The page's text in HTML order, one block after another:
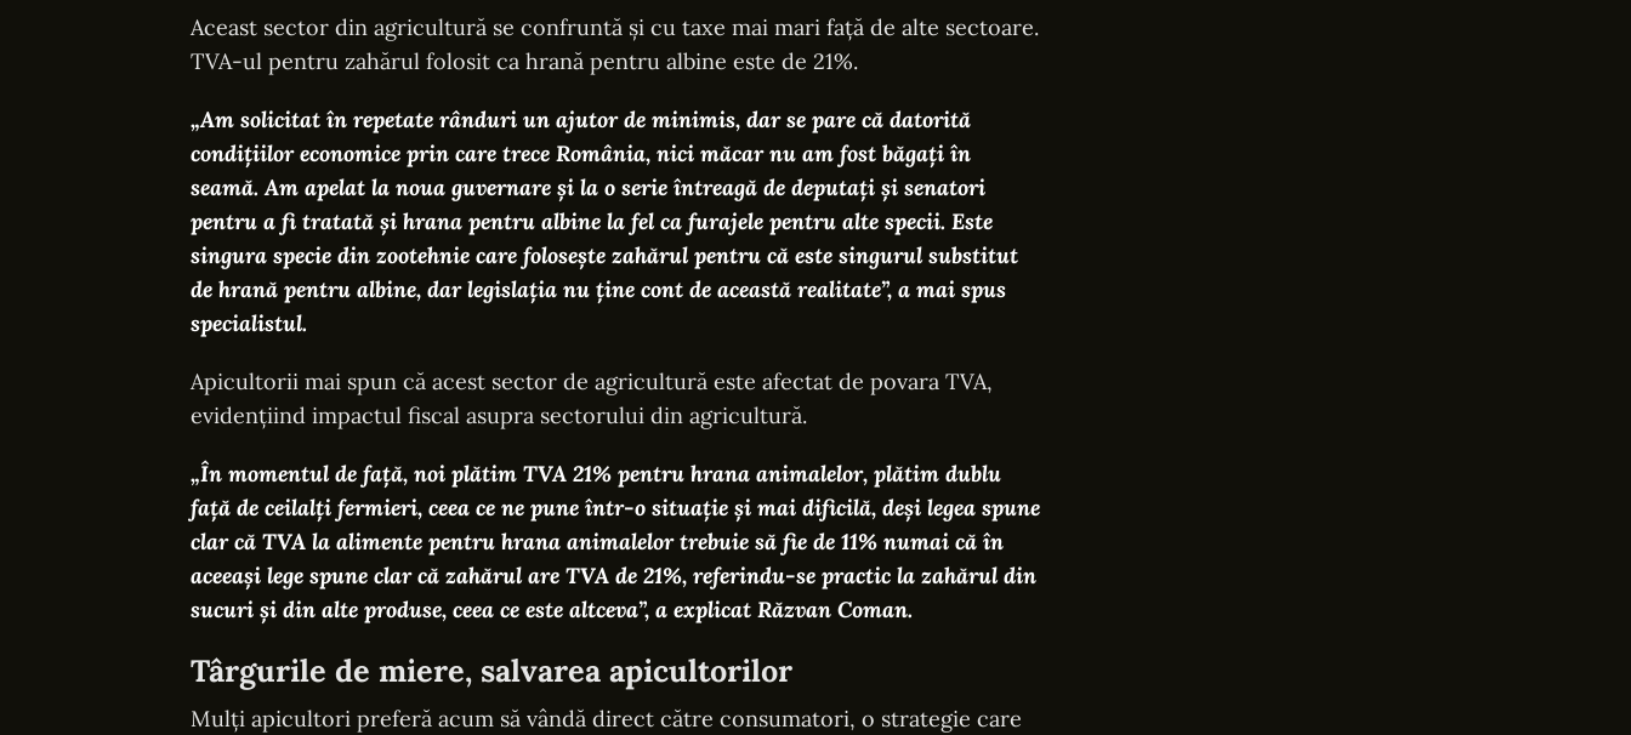
Aceast sector din agricultură se confruntă și cu taxe mai mari față de alte sectoare.
TVA-ul pentru zahărul folosit ca hrană pentru albine este de 21%.
„Am solicitat în repetate rânduri un ajutor de minimis, dar se pare că datorită
condițiilor economice prin care trece România, nici măcar nu am fost băgați în
seamă. Am apelat la noua guvernare și la o serie întreagă de deputați și senatori
pentru a fi tratată și hrana pentru albine la fel ca furajele pentru alte specii. Este
singura specie din zootehnie care folosește zahărul pentru că este singurul substitut
de hrană pentru albine, dar legislația nu ține cont de această realitate”, a mai spus
specialistul.
Apicultorii mai spun că acest sector de agricultură este afectat de povara TVA,
evidențiind impactul fiscal asupra sectorului din agricultură.
„În momentul de față, noi plătim TVA 21% pentru hrana animalelor, plătim dublu
față de ceilalți fermieri, ceea ce ne pune într-o situație și mai dificilă, deși legea spune
clar că TVA la alimente pentru hrana animalelor trebuie să fie de 11% numai că în
aceeași lege spune clar că zahărul are TVA de 21%, referindu-se practic la zahărul din
sucuri și din alte produse, ceea ce este altceva”, a explicat Răzvan Coman.
Târgurile de miere, salvarea apicultorilor
Mulți apicultori preferă acum să vândă direct către consumatori, o strategie care